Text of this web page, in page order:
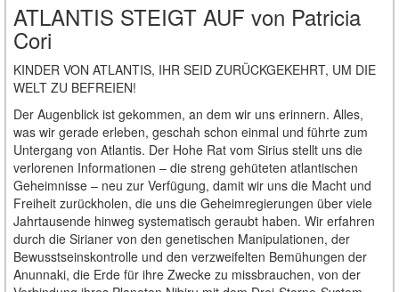
ATLANTIS STEIGT AUF von Patricia
Cori
KINDER VON ATLANTIS, IHR SEID ZURÜCKGEKEHRT, UM DIE
WELT ZU BEFREIEN!
Der Augenblick ist gekommen, an dem wir uns erinnern. Alles,
was wir gerade erleben, geschah schon einmal und führte zum
Untergang von Atlantis. Der Hohe Rat vom Sirius stellt uns die
verlorenen Informationen – die streng gehüteten atlantischen
Geheimnisse – neu zur Verfügung, damit wir uns die Macht und
Freiheit zurückholen, die uns die Geheimregierungen über viele
Jahrtausende hinweg systematisch geraubt haben. Wir erfahren
durch die Sirianer von den genetischen Manipulationen, der
Bewusstseinskontrolle und den verzweifelten Bemühungen der
Anunnaki, die Erde für ihre Zwecke zu missbrauchen, von der